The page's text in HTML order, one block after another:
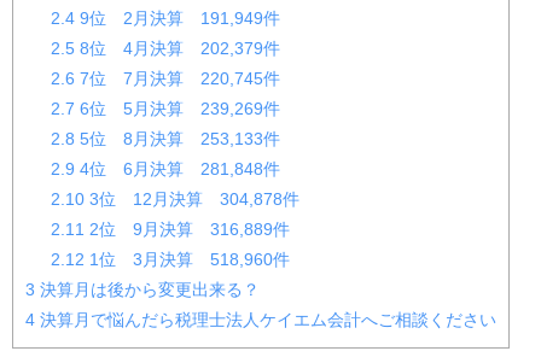
2.4 9位 2月決算 191,949件
2.5 8位 4月決算 202,379件
2.6 7位 7月決算 220,745件
2.7 6位 5月決算 239,269件
2.8 5位 8月決算 253,133件
2.9 4位 6月決算 281,848件
2.10 3位 12月決算 304,878件
2.11 2位 9月決算 316,889件
2.12 1位 3月決算 518,960件
3 決算月は後から変更出来る？
4 決算月で悩んだら税理士法人ケイエム会計へご相談ください